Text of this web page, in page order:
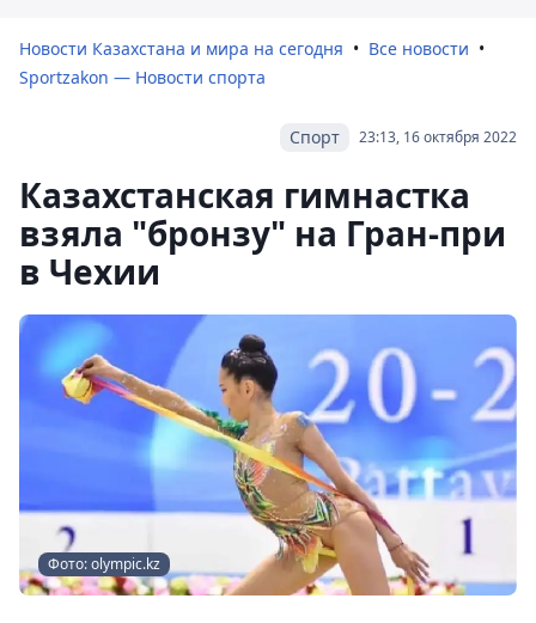
Новости Казахстана и мира на сегодня
Все новости
Sportzakon — Новости спорта
23:13, 16 октября 2022
Спорт
Казахстанская гимнастка
взяла "бронзу" на Гран-при
в Чехии
Фото: olympic.kz